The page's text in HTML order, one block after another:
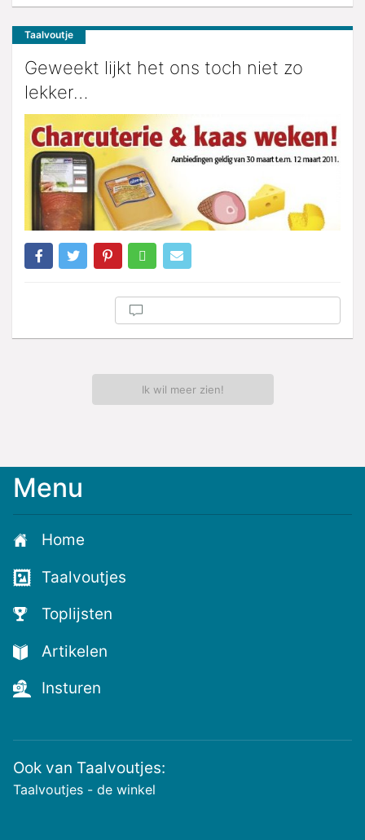
Taalvoutje
Geweekt lijkt het ons toch niet zo
lekker…
Ik wil meer zien!
Menu
Home
Taalvoutjes
Toplijsten
Artikelen
Insturen
Ook van Taalvoutjes:
Taalvoutjes - de winkel